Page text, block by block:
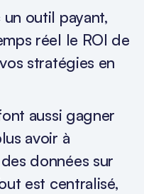
un outil payant,
réel le ROI de
stratégies en
aussi gagner
avoir à
données sur
est centralisé,